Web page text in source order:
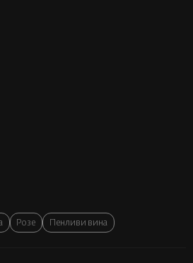
Розе Пенливи вина